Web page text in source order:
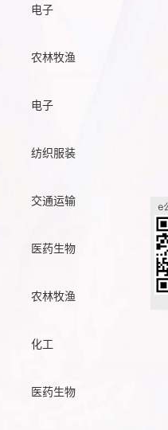
电子
农林牧渔
电子
纺织服装
交通运输
医药生物
农林牧渔
化工
医药生物